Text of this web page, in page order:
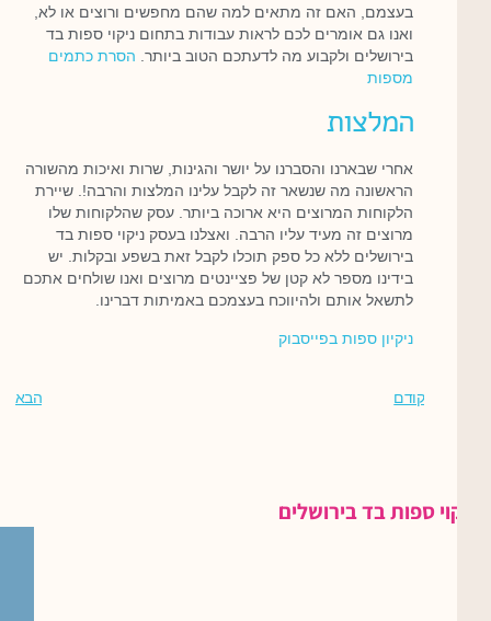
בעצמם, האם זה מתאים למה שהם מחפשים ורוצים או לא,
ואנו גם אומרים לכם לראות עבודות בתחום ניקוי ספות בד
בירושלים ולקבוע מה לדעתכם הטוב ביותר. הסרת כתמים
מספות
המלצות
אחרי שבארנו והסברנו על יושר והגינות, שרות ואיכות מהשורה
הראשונה מה שנשאר זה לקבל עלינו המלצות והרבה!. שיירת
הלקוחות המרוצים היא ארוכה ביותר. עסק שהלקוחות שלו
מרוצים זה מעיד עליו הרבה. ואצלנו בעסק ניקוי ספות בד
בירושלים ללא כל ספק תוכלו לקבל זאת בשפע ובקלות. יש
בידינו מספר לא קטן של פציינטים מרוצים ואנו שולחים אתכם
לתשאל אותם ולהיווכח בעצמכם באמיתות דברינו.
ניקיון ספות בפייסבוק
קודם הבא
ניקוי ספות בד בירושלים